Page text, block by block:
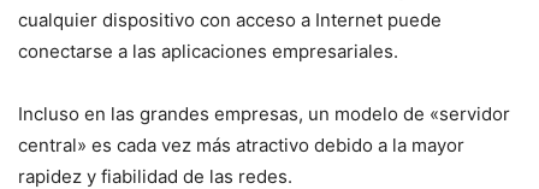
cualquier dispositivo con acceso a Internet puede
conectarse a las aplicaciones empresariales.
Incluso en las grandes empresas, un modelo de «servidor
central» es cada vez más atractivo debido a la mayor
rapidez y fiabilidad de las redes.